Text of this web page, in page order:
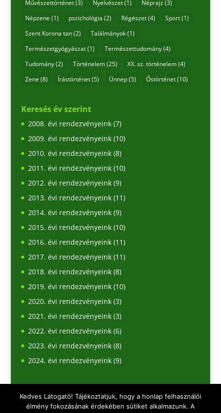
Művészettörténet(3) Nyelvészet(1) Néprajz(3)
Népzene (1) pszichológia (2) Régészet(4) Sport(1)
Szent Korona tan(2) Találmányok(1)
Természetgyógyászat(1) Természettudomány(4)
Tudomány(2) Történelem(25) XX. sz. történelem(4)
Zene (8) Írástörténet(5) Ünnep(5) Őstörténet(10)
Keresés év szerint
2008. évi rendezvényeink(7)
2009. évi rendezvényeink(10)
2010. évi rendezvényeink(8)
2011. évi rendezvényeink(10)
2012. évi rendezvényeink(9)
2013. évi rendezvényeink(11)
2014. évi rendezvényeink(9)
2015. évi rendezvényeink(10)
2016. évi rendezvényeink(11)
2017. évi rendezvényeink(11)
2018. évi rendezvényeink(8)
2019. évi rendezvényeink(10)
2020. évi rendezvényeink(3)
2021. évi rendezvényeink(3)
2022. évi rendezvényeink(6)
2023. évi rendezvényeink(8)
2024. évi rendezvényeink(9)
Kedves Látogató! Tájékoztatjuk, hogy a honlap felhasználói
élmény fokozásának érdekében sütiket alkalmazunk. A